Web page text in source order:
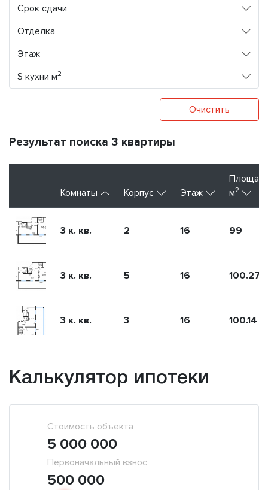
Срок сдачи
Отделка
Этаж
S кухни м2
Очистить
Результат поиска 3 квартиры
Комнаты Корпус Этаж
м2
3 к. кв. 2 16 99
3 к. кв. 5 16 100.27
3 к. кв. 3 16 100.14
Калькулятор ипотеки
Первоначальный взнос
500 000
Стоимость объекта
5 000 000